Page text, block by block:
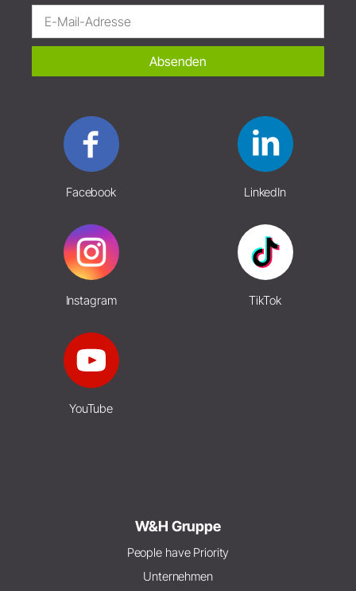
Absenden
Facebook LinkedIn
Instagram TikTok
YouTube
W&H Gruppe
People have Priority
Unternehmen